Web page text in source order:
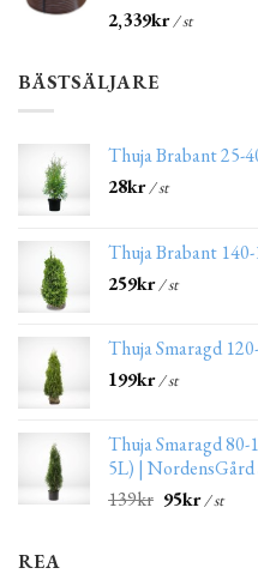
2,339kr/ st
BÄSTSÄLJARE
Thuja Brabant 25-
28kr/ st
Thuja Brabant
259kr/ st
Thuja Smaragd
199kr/ st
Thuja Smaragd
5L) | NordensGård
139kr 95kr/ st
REA